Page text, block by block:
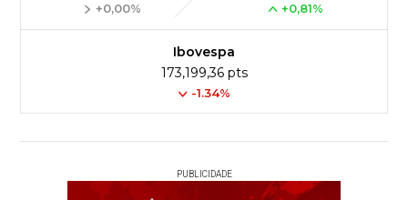
+0,00% +0,81%
Ibovespa
173,199,36 pts
-1.34%
PUBLICIDADE